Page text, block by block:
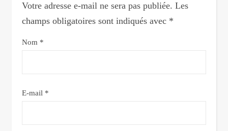
Votre adresse e-mail ne sera pas publiée. Les
champs obligatoires sont indiqués avec *
Nom *
E-mail *